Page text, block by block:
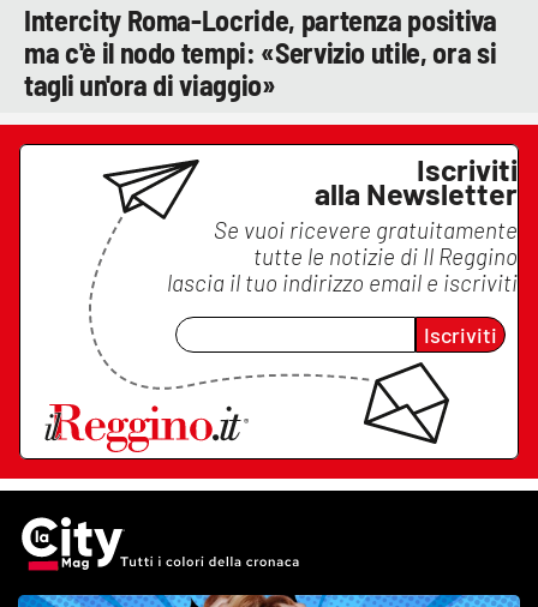
Intercity Roma-Locride, partenza positiva
ma c'è il nodo tempi: «Servizio utile, ora si
tagli un'ora di viaggio»
Iscriviti
alla Newsletter
Se vuoi ricevere gratuitamente
tutte le notizie di Il Reggino
lascia il tuo indirizzo email e iscriviti
Iscriviti